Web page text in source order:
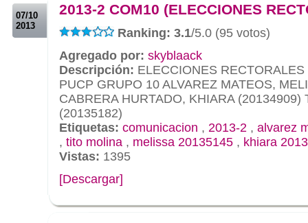
07/10
2013
2013-2 COM10 (ELECCIONES
Ranking: 3.1/5.0 (95 votos)
Agregado por: skyblaack
Descripción: ELECCIONES RECTORALES
PUCP GRUPO 10 ALVAREZ MATEOS,
CABRERA HURTADO, KHIARA (20134909)
(20135182)
Etiquetas: comunicacion , 2013-2 , alvarez
, tito molina , melissa 20135145 , khiara
Vistas: 1395
[Descargar]